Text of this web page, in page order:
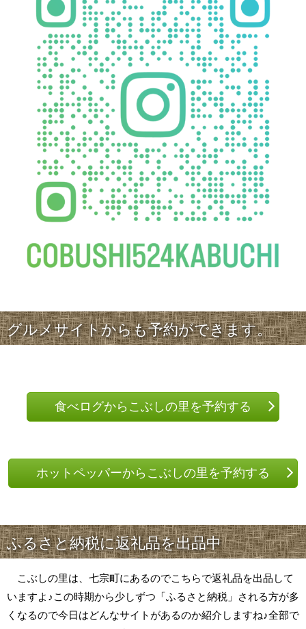
グルメサイトからも予約ができます。
食べログからこぶしの里を予約する
ホットペッパーからこぶしの里を予約する
ふるさと納税に返礼品を出品中
こぶしの里は、七宗町にあるのでこちらで返礼品を出品して
いますよ♪この時期から少しずつ「ふるさと納税」される方が多
くなるので今日はどんなサイトがあるのか紹介しますね♪全部で